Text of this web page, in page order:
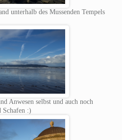
unterhalb des Mussenden Tempels
Anwesen selbst und auch noch
Schafen :)